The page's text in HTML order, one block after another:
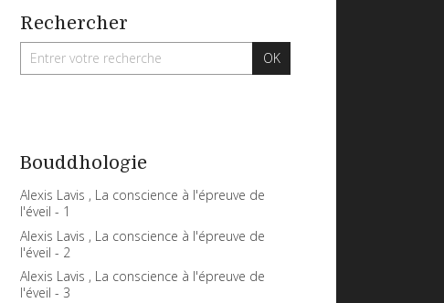
Rechercher
Bouddhologie
Alexis Lavis , La conscience à l'épreuve de
l'éveil - 1
Alexis Lavis , La conscience à l'épreuve de
l'éveil - 2
Alexis Lavis , La conscience à l'épreuve de
l'éveil - 3